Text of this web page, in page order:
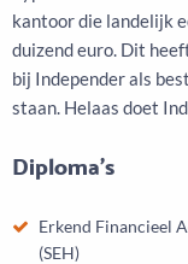
kantoor die landelijk
duizend euro. Dit
bij Independer als
staan. Helaas doet
Diploma's
Erkend Financieel
(SEH)